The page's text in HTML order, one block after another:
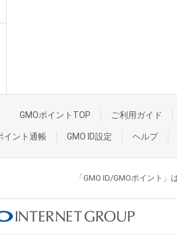
GMOポイントTOP ご利用ガイド
イント通帳 GMO ID設定 ヘルプ
「GMO ID/GMOポイント